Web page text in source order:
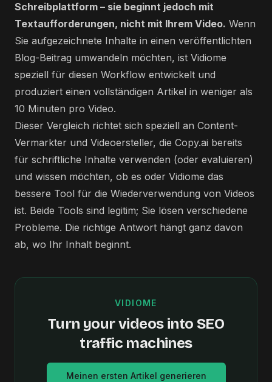
Schreibplattform – sie beginnt jedoch mit
Textaufforderungen, nicht mit Ihrem Video. Wenn
Sie aufgezeichnete Inhalte in einen veröffentlichten
Blog-Beitrag umwandeln möchten, ist Vidiome
speziell für diesen Workflow entwickelt und
produziert einen vollständigen Artikel in weniger als
10 Minuten pro Video.
Dieser Vergleich richtet sich speziell an Content-
Vermarkter und Videoersteller, die Copy.ai bereits
für schriftliche Inhalte verwenden (oder evaluieren)
und wissen möchten, ob es oder Vidiome das
bessere Tool für die Wiederverwendung von Videos
ist. Beide Tools sind legitim; Sie lösen verschiedene
Probleme. Die richtige Antwort hängt ganz davon
ab, wo Ihr Inhalt beginnt.
VIDIOME
Turn your videos into SEO
traffic machines
Meinen ersten Artikel generieren